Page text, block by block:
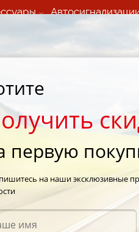
всем
(Пн-Пт) с 9:00 - 19:00
первую
на наши эксклюзивные